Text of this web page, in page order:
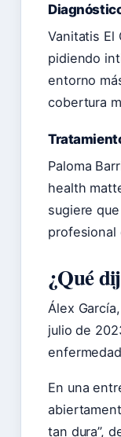
Vanitatis El
pidiendo
entorno
cobertura
Paloma
health
sugiere
profesional
¿Qué
Álex
julio de
En una
tan dura”,